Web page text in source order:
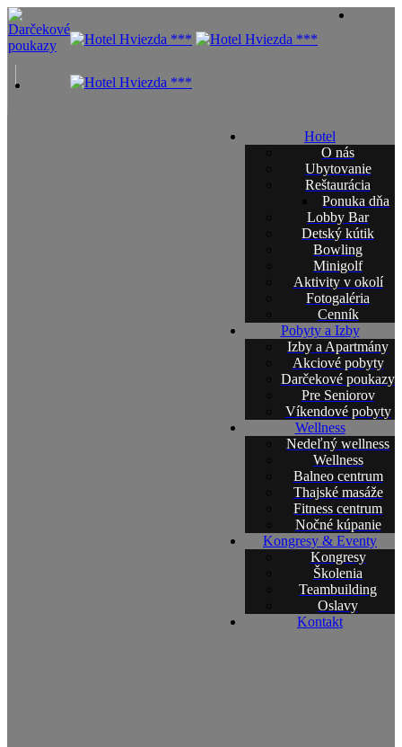
Hotel
O nás
Ubytovanie
Reštaurácia
Ponuka dňa
Lobby Bar
Detský kútik
Bowling
Minigolf
Aktivity v okolí
Fotogaléria
Cenník
Pobyty a Izby
Izby a Apartmány
Akciové pobyty
Darčekové poukazy
Pre Seniorov
Víkendové pobyty
Wellness
Nedeľný wellness
Wellness
Balneo centrum
Thajské masáže
Fitness centrum
Nočné kúpanie
Kongresy & Eventy
Kongresy
Školenia
Teambuilding
Oslavy
Kontakt